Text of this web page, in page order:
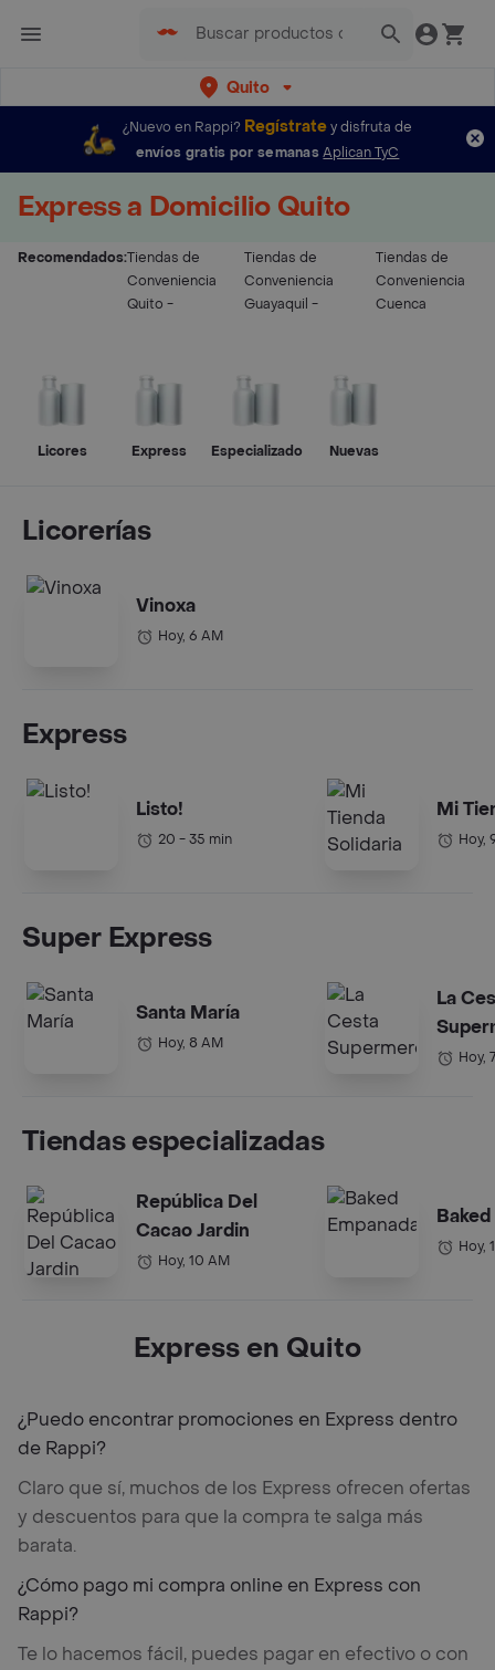
Quito
¿Nuevo en Rappi? Regístratey disfruta de
envíos gratis por semanas Aplican TyC
Express a Domicilio Quito
Recomendados:Tiendas de
Conveniencia
Quito -
Tiendas de
Conveniencia
Guayaquil -
Tiendas de
Conveniencia
Cuenca
Licores Express Especializado Nuevas
Licorerías
Vinoxa
Hoy, 6 AM
Express
Listo!
20 - 35 min
Mi
Hoy,
Super Express
Santa María
Hoy, 8 AM
La
Hoy,
Tiendas especializadas
República Del
Cacao Jardin
Hoy, 10 AM
Hoy,
Express en Quito
¿Puedo encontrar promociones en Express dentro
de Rappi?
Claro que sí, muchos de los Express ofrecen ofertas
y descuentos para que la compra te salga más
barata.
¿Cómo pago mi compra online en Express con
Rappi?
Te lo hacemos fácil, puedes pagar en efectivo o con